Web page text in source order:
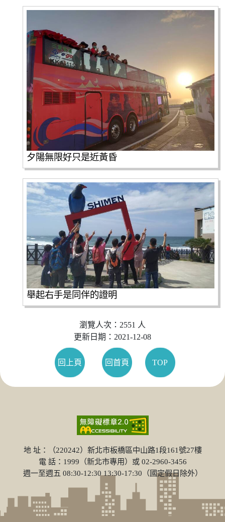
夕陽無限好只是近黃昏
舉起右手是同伴的證明
瀏覽人次：2551 人
更新日期：2021-12-08
回上頁 回首頁 TOP
地 址：（220242）新北市板橋區中山路1段161號27樓
電 話：1999（新北市專用）或 02-2960-3456
週一至週五 08:30-12:30 13:30-17:30（國定假日除外）